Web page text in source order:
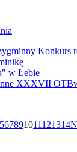
Konkurs
w Łebie
XXXVII
567891011121314